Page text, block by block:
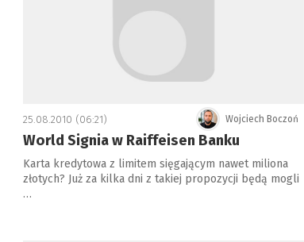
Wojciech Boczoń
25.08.2010 (06:21)
World Signia w Raiffeisen Banku
Karta kredytowa z limitem sięgającym nawet miliona
złotych? Już za kilka dni z takiej propozycji będą mogli
…